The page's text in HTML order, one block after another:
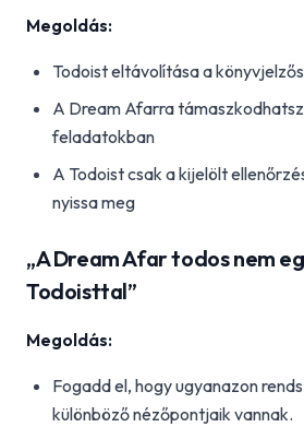
Megoldás:
Todoist eltávolítása a
A Dream Afarra
feladatokban
A Todoist csak a kijelölt
nyissa meg
„A Dream Afar todos nem
Todoisttal”
Megoldás:
Fogadd el, hogy ugyanazon
különböző nézőpontjaik vannak.